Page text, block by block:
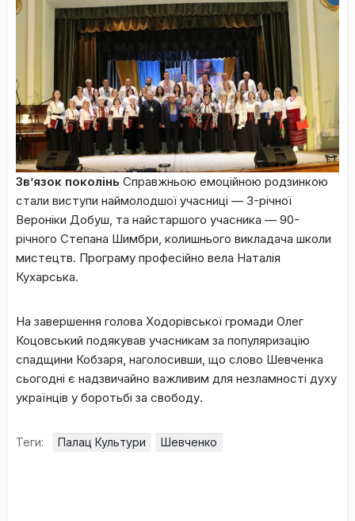
Зв’язок поколінь Справжньою емоційною родзинкою
стали виступи наймолодшої учасниці — 3-річної
Вероніки Добуш, та найстаршого учасника — 90-
річного Степана Шимбри, колишнього викладача школи
мистецтв. Програму професійно вела Наталія
Кухарська.
На завершення голова Ходорівської громади Олег
Коцовський подякував учасникам за популяризацію
спадщини Кобзаря, наголосивши, що слово Шевченка
сьогодні є надзвичайно важливим для незламності духу
українців у боротьбі за свободу.
Теги: Палац Культури Шевченко